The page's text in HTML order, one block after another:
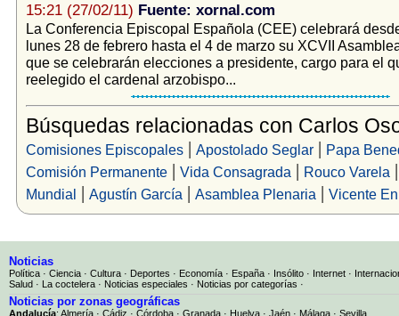
15:21 (27/02/11) Fuente: xornal.com
La Conferencia Episcopal Española (CEE) celebrará
lunes 28 de febrero hasta el 4 de marzo su XCVII
que se celebrarán elecciones a presidente, cargo para el
reelegido el cardenal arzobispo...
Búsquedas relacionadas con Carlos
Comisiones Episcopales| Apostolado Seglar| Papa
Comisión Permanente| Vida Consagrada | Rouco Varela
Mundial | Agustín García | Asamblea Plenaria | Vicente
Noticias
Política · Ciencia · Cultura · Deportes · Economía · España · Insólito · Internet ·
Salud · La coctelera · Noticias especiales · Noticias por categorías ·
Noticias por zonas geográficas
Andalucía: Almería · Cádiz · Córdoba · Granada · Huelva · Jaén · Málaga · Sevilla